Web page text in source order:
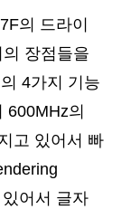
의 드라이
장점들을
4가지 기능
600MHz의
고 있어서 빠
어서 글자